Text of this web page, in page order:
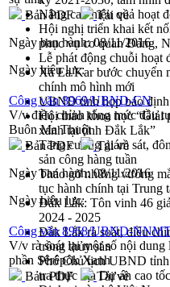
Nâng cao hiệu quả hoạt
Hội nghị triển khai kết
phục vụ cơ quan Đảng,
Lễ phát động chuỗi hoạt
Xã Ea Kar bước chuyển
chính mô hình mới
UBND tỉnh họp báo
Hội thảo khoa học “Giải
xanh tại tỉnh Đắk Lắk”
Tăng cường giám sát,
sản công hàng tuần
Tháo gỡ những vướng
tục hành chính tại Trung
Đắk Lắk: Tôn vinh 46
2024 - 2025
Đắk Lắk rà soát, điều
trồng thủy sản
Phó Chủ tịch UBND
tra thực địa Dự án cao
Bản PDF
Tải về
Ngày ban hành:08/11/2016
Ngày hiệu lực:
Công văn 8969/UBND-CN
V/v điều chỉnh tổng mức đầu
Buôn Ma Thuột
Bản PDF
Tải về
Ngày ban hành:08/11/2016
Ngày hiệu lực:
Công văn 8968/UBND-
V/v rà soát lại một số nội
phần Sêrêpôk Xanh
Bản PDF
Tải về